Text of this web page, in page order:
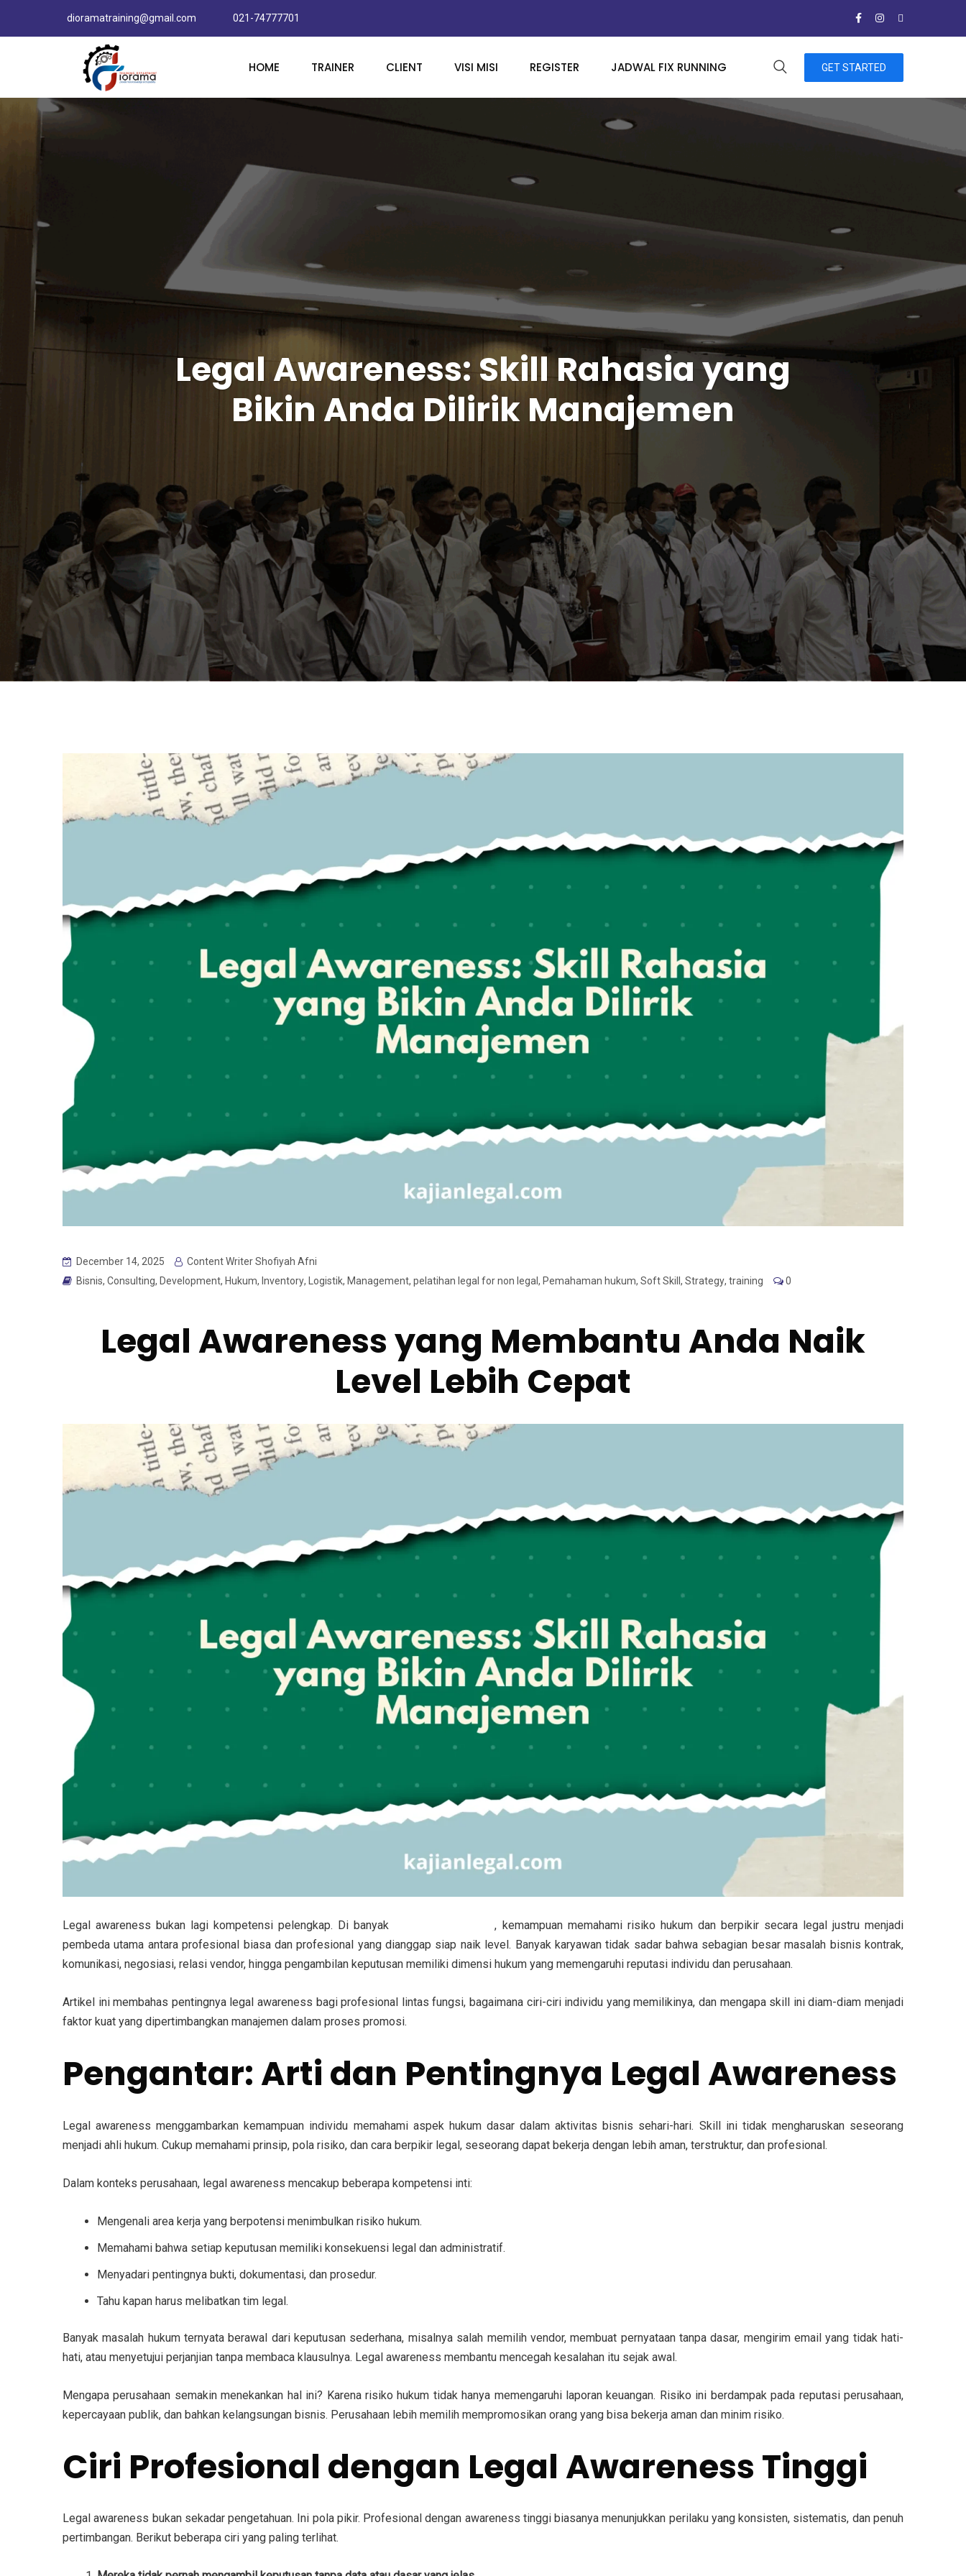
dioramatraining@gmail.com 021-74777701
HOME TRAINER CLIENT VISI MISI REGISTER JADWAL FIX RUNNING GET STARTED
Legal Awareness: Skill Rahasia yang
Bikin Anda Dilirik Manajemen
December 14, 2025
Content Writer Shofiyah Afni
Bisnis, Consulting, Development, Hukum, Inventory, Logistik, Management, pelatihan legal for non legal, Pemahaman hukum, Soft Skill , Strategy, training 0
Legal Awareness yang Membantu Anda Naik
Level Lebih Cepat
Legal awareness bukan lagi kompetensi pelengkap. Di banyak perusahaan modern, kemampuan memahami risiko hukum dan berpikir secara legal justru menjadi
pembeda utama antara profesional biasa dan profesional yang dianggap siap naik level. Banyak karyawan tidak sadar bahwa sebagian besar masalah bisnis kontrak,
komunikasi, negosiasi, relasi vendor, hingga pengambilan keputusan memiliki dimensi hukum yang memengaruhi reputasi individu dan perusahaan.
Artikel ini membahas pentingnya legal awareness bagi profesional lintas fungsi, bagaimana ciri-ciri individu yang memilikinya, dan mengapa skill ini diam-diam menjadi
faktor kuat yang dipertimbangkan manajemen dalam proses promosi.
Pengantar: Arti dan Pentingnya Legal Awareness
Legal awareness menggambarkan kemampuan individu memahami aspek hukum dasar dalam aktivitas bisnis sehari-hari. Skill ini tidak mengharuskan seseorang
menjadi ahli hukum. Cukup memahami prinsip, pola risiko, dan cara berpikir legal, seseorang dapat bekerja dengan lebih aman, terstruktur, dan profesional.
Dalam konteks perusahaan, legal awareness mencakup beberapa kompetensi inti:
Mengenali area kerja yang berpotensi menimbulkan risiko hukum.
Memahami bahwa setiap keputusan memiliki konsekuensi legal dan administratif.
Menyadari pentingnya bukti, dokumentasi, dan prosedur.
Tahu kapan harus melibatkan tim legal.
Banyak masalah hukum ternyata berawal dari keputusan sederhana, misalnya salah memilih vendor, membuat pernyataan tanpa dasar, mengirim email yang tidak hati-
hati, atau menyetujui perjanjian tanpa membaca klausulnya. Legal awareness membantu mencegah kesalahan itu sejak awal.
Mengapa perusahaan semakin menekankan hal ini? Karena risiko hukum tidak hanya memengaruhi laporan keuangan. Risiko ini berdampak pada reputasi perusahaan,
kepercayaan publik, dan bahkan kelangsungan bisnis. Perusahaan lebih memilih mempromosikan orang yang bisa bekerja aman dan minim risiko.
Ciri Profesional dengan Legal Awareness Tinggi
Legal awareness bukan sekadar pengetahuan. Ini pola pikir. Profesional dengan awareness tinggi biasanya menunjukkan perilaku yang konsisten, sistematis, dan penuh
pertimbangan. Berikut beberapa ciri yang paling terlihat.